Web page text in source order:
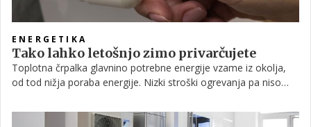
ENERGETIKA
Tako lahko letošnjo zimo privarčujete
Toplotna črpalka glavnino potrebne energije vzame iz okolja,
od tod nižja poraba energije. Nizki stroški ogrevanja pa niso
ogrevalnega sistema še dodatno povečate.